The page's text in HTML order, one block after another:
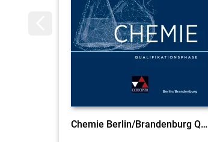
Chemie Berlin/Brandenburg Qualifikationsphase